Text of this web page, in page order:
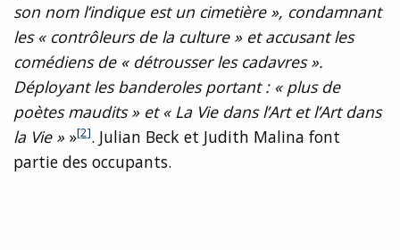
son nom l’indique est un cimetière », condamnant
les « contrôleurs de la culture » et accusant les
comédiens de « détrousser les cadavres ».
Déployant les banderoles portant : « plus de
poètes maudits » et « La Vie dans l’Art et l’Art dans
la Vie »»[2]. Julian Beck et Judith Malina font
partie des occupants.